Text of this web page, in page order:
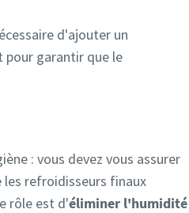
d'ajouter un
pour garantir que le
: vous devez vous assurer
les refroidisseurs finaux
rôle est d'éliminer l'humidité